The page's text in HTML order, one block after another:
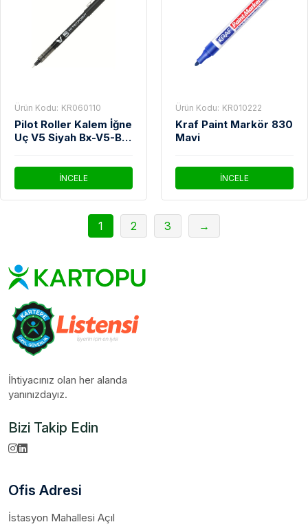
Ürün Kodu: KR060110
Pilot Roller Kalem İğne
Uç V5 Siyah Bx-V5-B-
İNCELE
Ürün Kodu: KR010222
Kraf Paint Markör 830
Mavi
İNCELE
1 2 3 →
İhtiyacınız olan her alanda
yanınızdayız.
Bizi Takip Edin
Ofis Adresi
İstasyon Mahallesi Açıl